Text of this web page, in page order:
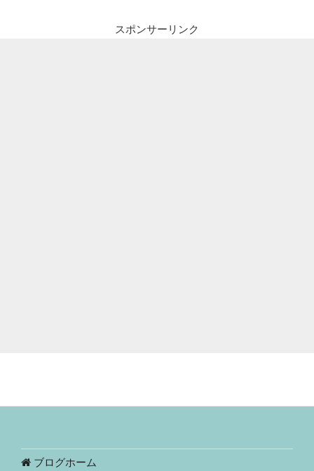
スポンサーリンク
ブログホーム